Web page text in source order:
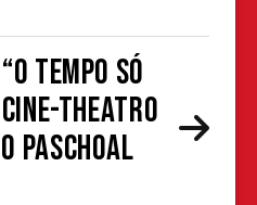
Tempo Só
Theatro
Paschoal